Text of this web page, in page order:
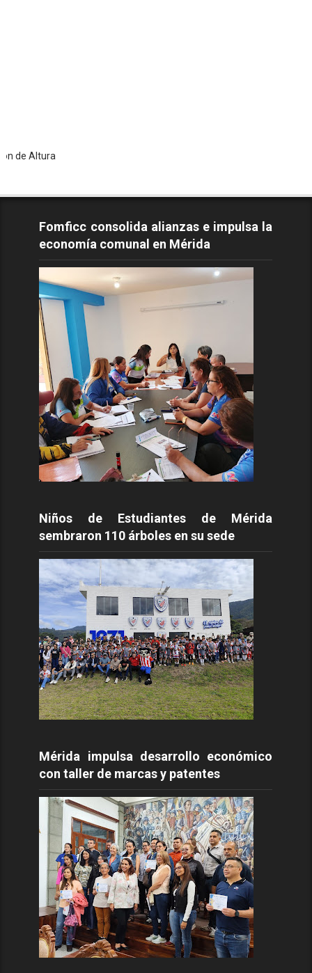
Fomficc consolida alianzas e impulsa la
economía comunal en Mérida
Niños de Estudiantes de Mérida
sembraron 110 árboles en su sede
Mérida impulsa desarrollo económico
con taller de marcas y patentes